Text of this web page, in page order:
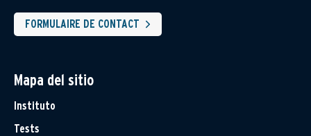
FORMULAIRE DE CONTACT
Mapa del sitio
Instituto
Tests